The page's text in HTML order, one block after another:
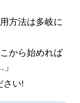
方法は多岐に
から始めれば
さい!